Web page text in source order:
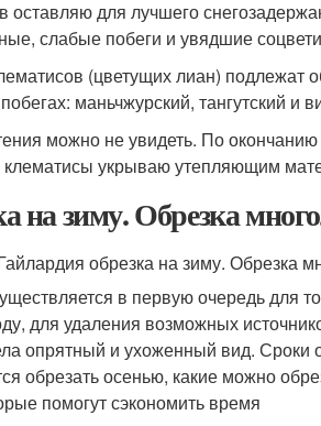
оставляю для лучшего
слабые побеги и увядшие
(цветущих лиан)
маньчжурский, тангутский и
можно не увидеть. По
укрываю утепляющим
на зиму. Обрезка
в первую очередь для
для удаления возможных
опрятный и ухоженный вид. Сроки
обрезать осенью, какие можно
помогут сэкономить время